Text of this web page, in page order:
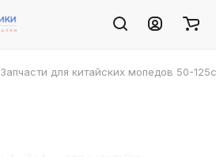
Запчасти для китайских мопедов 50-